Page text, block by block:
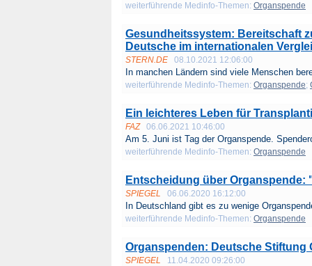
weiterführende Medinfo-Themen: Organspende
Gesundheitssystem: Bereitschaft
Deutsche im internationalen
STERN.DE 08.10.2021 12:06:00
In manchen Ländern sind viele Menschen
weiterführende Medinfo-Themen: Organspende;
Ein leichteres Leben für
FAZ 06.06.2021 10:46:00
Am 5. Juni ist Tag der Organspende.
weiterführende Medinfo-Themen: Organspende
Entscheidung über
SPIEGEL 06.06.2020 16:12:00
In Deutschland gibt es zu wenige
weiterführende Medinfo-Themen: Organspende
Organspenden: Deutsche Stiftung
SPIEGEL 11.04.2020 09:26:00